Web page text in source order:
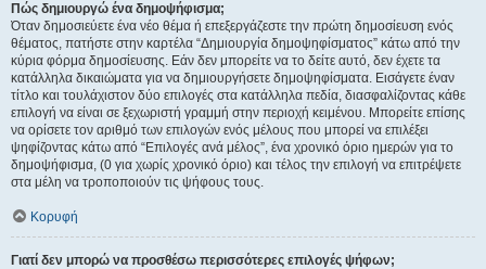
Πώς δημιουργώ ένα δημοψήφισμα;
Όταν δημοσιεύετε ένα νέο θέμα ή επεξεργάζεστε την πρώτη δημοσίευση ενός
θέματος, πατήστε στην καρτέλα “Δημιουργία δημοψηφίσματος” κάτω από την
κύρια φόρμα δημοσίευσης. Εάν δεν μπορείτε να το δείτε αυτό, δεν έχετε τα
κατάλληλα δικαιώματα για να δημιουργήσετε δημοψηφίσματα. Εισάγετε έναν
τίτλο και τουλάχιστον δύο επιλογές στα κατάλληλα πεδία, διασφαλίζοντας κάθε
επιλογή να είναι σε ξεχωριστή γραμμή στην περιοχή κειμένου. Μπορείτε επίσης
να ορίσετε τον αριθμό των επιλογών ενός μέλους που μπορεί να επιλέξει
ψηφίζοντας κάτω από “Επιλογές ανά μέλος”, ένα χρονικό όριο ημερών για το
δημοψήφισμα, (0 για χωρίς χρονικό όριο) και τέλος την επιλογή να επιτρέψετε
στα μέλη να τροποποιούν τις ψήφους τους.
Κορυφή
Γιατί δεν μπορώ να προσθέσω περισσότερες επιλογές ψήφων;